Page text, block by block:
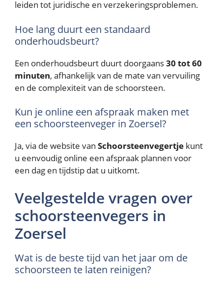
leiden tot juridische en verzekeringsproblemen.
Hoe lang duurt een standaard
onderhoudsbeurt?
Een onderhoudsbeurt duurt doorgaans30 tot 60
minuten, afhankelijk van de mate van vervuiling
en de complexiteit van de schoorsteen.
Kun je online een afspraak maken met
een schoorsteenveger in Zoersel?
Ja, via de website van Schoorsteenvegertje kunt
u eenvoudig online een afspraak plannen voor
een dag en tijdstip dat u uitkomt.
Veelgestelde vragen over
schoorsteenvegers in
Zoersel
Wat is de beste tijd van het jaar om de
schoorsteen te laten reinigen?